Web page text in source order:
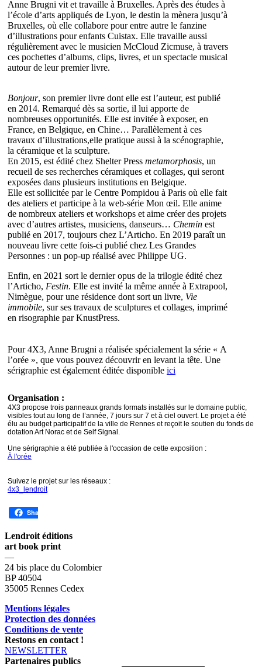
Anne Brugni vit et travaille à Bruxelles. Après des études à
l’école d’arts appliqués de Lyon, le destin la mènera jusqu’à
Bruxelles, où elle collabore pour entre autre le fanzine
d’illustrations pour enfants Cuistax. Elle travaille aussi
régulièrement avec le musicien McCloud Zicmuse, à travers
ces pochettes d’albums, clips, livres, et un spectacle musical
autour de leur premier livre.
Bonjour, son premier livre dont elle est l’auteur, est publié
en 2014. Remarqué dès sa sortie, il lui apporte de
nombreuses opportunités. Elle est invitée à exposer, en
France, en Belgique, en Chine… Parallèlement à ces
travaux d’illustrations,elle pratique aussi à la scénographie,
la céramique et la sculpture.
En 2015, est édité chez Shelter Press metamorphosis, un
recueil de ses recherches céramiques et collages, qui seront
exposées dans plusieurs institutions en Belgique.
Elle est sollicitée par le Centre Pompidou à Paris où elle fait
des ateliers et participe à la web-série Mon œil. Elle anime
de nombreux ateliers et workshops et aime créer des projets
avec d’autres artistes, musiciens, danseurs… Chemin est
publié en 2017, toujours chez L’Articho. En 2019 paraît un
nouveau livre cette fois-ci publié chez Les Grandes
Personnes : un pop-up réalisé avec Philippe UG.
Enfin, en 2021 sort le dernier opus de la trilogie édité chez
l’Articho, Festin. Elle est invité la même année à Extrapool,
Nimègue, pour une résidence dont sort un livre, Vie
immobile, sur ses travaux de sculptures et collages, imprimé
en risographie par KnustPress.
Pour 4X3, Anne Brugni a réalisée spécialement la série « A
l’orée », que vous pouvez découvrir en levant la tête. Une
sérigraphie est également éditée disponible ici
Organisation :
4X3 propose trois panneaux grands formats installés sur le domaine public,
visibles tout au long de l’année, 7 jours sur 7 et à ciel ouvert. Le projet a été
élu au budget participatif de la ville de Rennes et reçoit le soutien du fonds de
dotation Art Norac et de Self Signal.
Une sérigraphie a été publiée à l'occasion de cette exposition :
À l'orée
Suivez le projet sur les réseaux :
4x3_lendroit
Share
Lendroit éditions
art book print
—
24 bis place du Colombier
BP 40504
35005 Rennes Cedex
Mentions légales
Protection des données
Conditions de vente
Restons en contact !
NEWSLETTER
Partenaires publics